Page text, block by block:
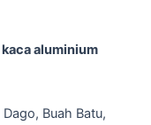
aluminium
Buah Batu,